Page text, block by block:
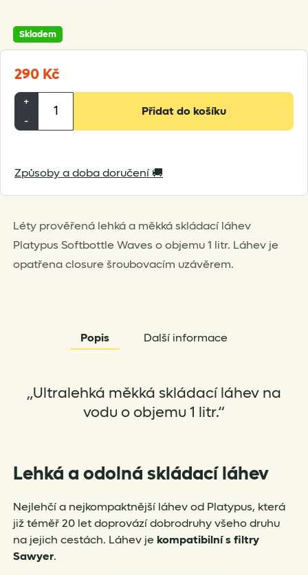
290 Kč
Léty prověřená lehká a měkká skládací láhev
Platypus Softbottle Waves o objemu 1 litr. Láhev je
opatřena closure šroubovacím uzávěrem.
Skladem
+
-
Softbottle
Closure
Cap
Přidat do košíku
Způsoby a doba doručení 🚚
Popis Další informace
„Ultralehká měkká skládací láhev na
vodu o objemu 1 litr.“
Lehká a odolná skládací láhev
Nejlehčí a nejkompaktnější láhev od Platypus, která
již téměř 20 let doprovází dobrodruhy všeho druhu
na jejich cestách. Láhev je kompatibilní s filtry
Sawyer.